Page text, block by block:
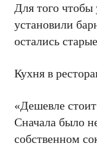
Для того
установили
остались
Кухня в
«Дешевле
Сначала было
собственном